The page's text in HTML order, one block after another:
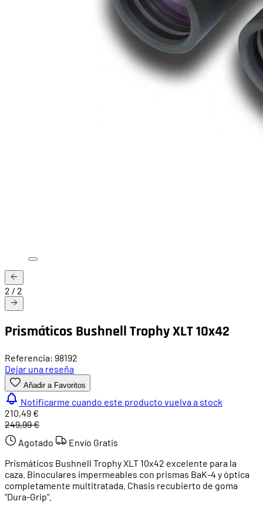
2 / 2
Prismáticos Bushnell Trophy XLT 10x42
Referencia: 98192
Dejar una reseña
Añadir a Favoritos
Notificarme cuando este producto vuelva a stock
210,49 €
249,99 €
Agotado
Envío Gratis
Prismáticos Bushnell Trophy XLT 10x42 excelente para la
caza. Binoculares impermeables con prismas BaK-4 y óptica
completamente multitratada. Chasis recubierto de goma
"Dura-Grip".